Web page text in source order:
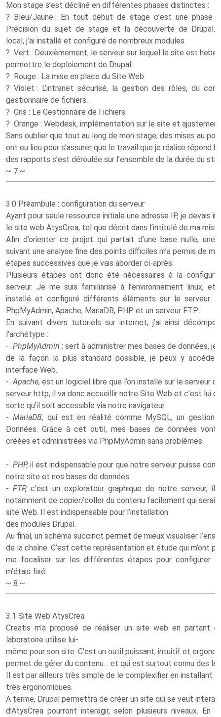
Mon stage s’est décliné en différentes phases distinctes :
? Bleu/Jaune : En tout début de stage c’est une phase
Précision du sujet de stage et la découverte de Drupal.
local, j’ai installé et configuré de nombreux modules.
? Vert : Deuxièmement, le serveur sur lequel le site est
permettre le deploiement de Drupal.
? Rouge : La mise en place du Site Web.
? Violet : L’intranet sécurisé, la gestion des rôles, du
gestionnaire de fichiers.
? Gris : Le Gestionnaire de Fichiers.
? Orange : Webdesk, implémentation sur le site et
Sans oublier que tout au long de mon stage, des mises au
ont eu lieu pour s’assurer que le travail que je réalise répond
des rapports s’est déroulée sur l’ensemble de la durée du
~ 7 ~
3.0 Préambule : configuration du serveur
Ayant pour seule ressource initiale une adresse IP, je devais
le site web AtysCrea, tel que décrit dans l’intitulé de ma
Afin d’orienter ce projet qui partait d’une base nulle,
suivant une analyse fine des points difficiles m’a permis de
étapes successives que je vais aborder ci-après.
Plusieurs étapes ont donc été nécessaires à la
serveur. Je me suis familiarisé à l’environnement linux, et
installé et configuré différents éléments sur le serveur :
PhpMyAdmin, Apache, MariaDB, PHP et un serveur FTP…
En suivant divers tutoriels sur internet, j’ai ainsi
l’archétype :
- PhpMyAdmin : sert à administrer mes bases de données, je
de la façon la plus standard possible, je peux y accéder
interface Web.
-Apache, est un logiciel libre que l’on installe sur le serveur
serveur http, il va donc accueillir notre Site Web et c’est lui
sorte qu’il soit accessible via notre navigateur.
- MariaDB, qui est en réalité comme MySQL, un
Données. Grâce à cet outil, mes bases de données
créées et administrées via PhpMyAdmin sans problèmes.
- PHP, il est indispensable pour que notre serveur puisse
notre site et nos bases de données.
- FTP, c’est un explorateur graphique de notre serveur, il
notamment de copier/coller du contenu facilement qui
site Web. Il est indispensable pour l’installation
des modules Drupal.
Au final, un schéma succinct permet de mieux visualiser
de la chaîne. C’est cette représentation et étude qui m’ont
me focaliser sur les différentes étapes pour configurer
m’étais fixé.
~ 8 ~
3.1 Site Web AtysCrea
Creatis m’a proposé de réaliser un site web en partant
laboratoire utilise lui-
même pour son site. C’est un outil puissant, intuitif et
permet de gérer du contenu… et qui est surtout connu des
Il est par ailleurs très simple de le complexifier en installant
très ergonomiques.
A terme, Drupal permettra de créer un site qui se veut
d’AtysCrea pourront interagir, selon plusieurs niveaux.